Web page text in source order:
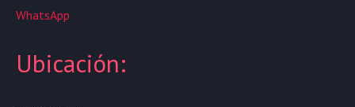
WhatsApp
Ubicación: